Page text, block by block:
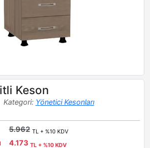
Keson
Kategori: Yönetici Kesonları
5.962 TL + %10 KDV
4.173 TL + %10 KDV